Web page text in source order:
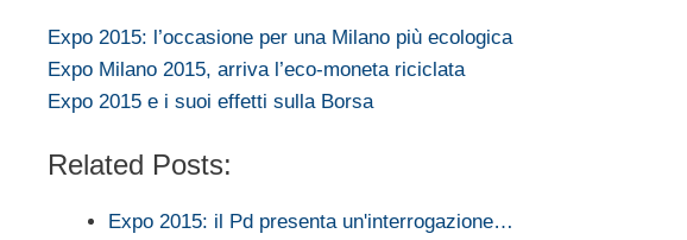
Expo 2015: l’occasione per una Milano più ecologica
Expo Milano 2015, arriva l’eco-moneta riciclata
Expo 2015 e i suoi effetti sulla Borsa
Related Posts:
Expo 2015: il Pd presenta un'interrogazione…